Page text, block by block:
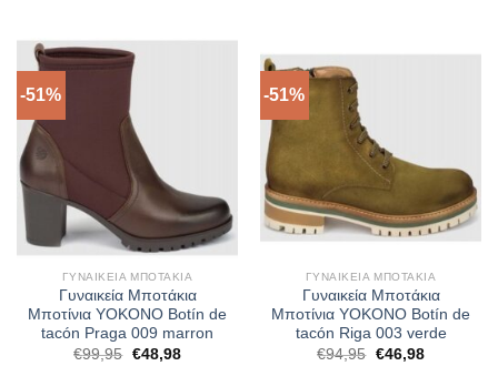
-51%
ΓΥΝΑΙΚΕΊΑ ΜΠΟΤΆΚΙΑ
Γυναικεία Μποτάκια
Μποτίνια YOKONO Botín de
tacón Praga 009 marron
€99,95 Original
€48,98Η
-51%
ΓΥΝΑΙΚΕΊΑ ΜΠΟΤΆΚΙΑ
Γυναικεία Μποτάκια
Μποτίνια YOKONO Botín de
tacón Riga 003 verde
€94,95 Original
€46,98Η